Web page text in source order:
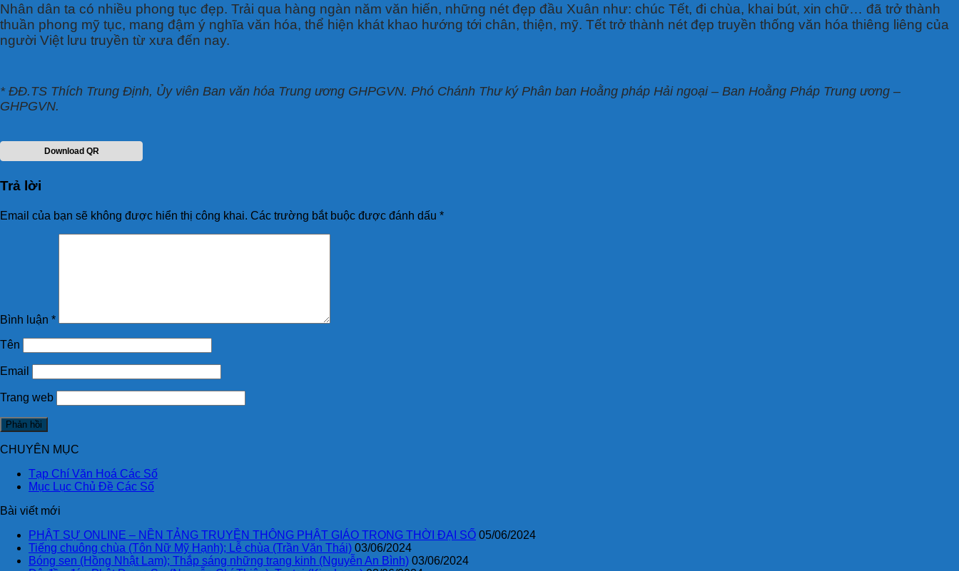
Nhân dân ta có nhiều phong tục đẹp. Trải qua hàng ngàn năm văn hiến, những nét đẹp đầu Xuân như: chúc Tết, đi chùa, khai bút, xin chữ… đã trở thành
thuần phong mỹ tục, mang đậm ý nghĩa văn hóa, thể hiện khát khao hướng tới chân, thiện, mỹ. Tết trở thành nét đẹp truyền thống văn hóa thiêng liêng của
người Việt lưu truyền từ xưa đến nay.
* ĐĐ.TS Thích Trung Định, Ủy viên Ban văn hóa Trung ương GHPGVN. Phó Chánh Thư ký Phân ban Hoằng pháp Hải ngoại – Ban Hoằng Pháp Trung ương –
GHPGVN.
Download QR
Trả lời
Email của bạn sẽ không được hiển thị công khai. Các trường bắt buộc được đánh dấu *
Bình luận *
Tên
Email
Trang web
CHUYÊN MỤC
Tạp Chí Văn Hoá Các Số
Mục Lục Chủ Đề Các Số
Bài viết mới
PHẬT SỰ ONLINE – NỀN TẢNG TRUYỀN THÔNG PHẬT GIÁO TRONG THỜI ĐẠI SỐ 05/06/2024
Tiếng chuông chùa (Tôn Nữ Mỹ Hạnh); Lễ chùa (Trần Văn Thái) 03/06/2024
Bóng sen (Hồng Nhật Lam); Thắp sáng những trang kinh (Nguyễn An Bình) 03/06/2024